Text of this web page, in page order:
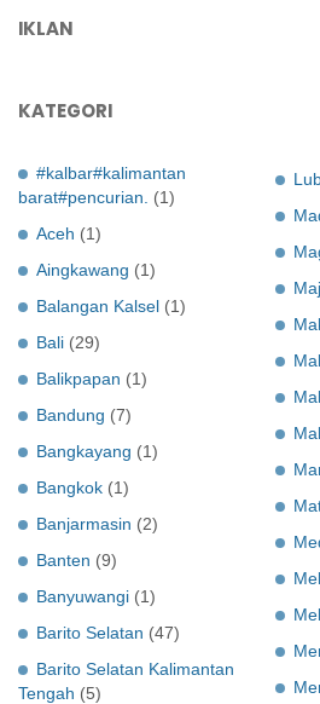
IKLAN
KATEGORI
#kalbar#kalimantan
barat#pencurian.
(1)
Aceh (1)
Aingkawang (1)
Balangan Kalsel (1)
Bali (29)
Balikpapan (1)
Bandung (7)
Bangkayang (1)
Bangkok (1)
Banjarmasin (2)
Banten (9)
Banyuwangi (1)
Barito Selatan (47)
Barito Selatan Kalimantan
Tengah (5)